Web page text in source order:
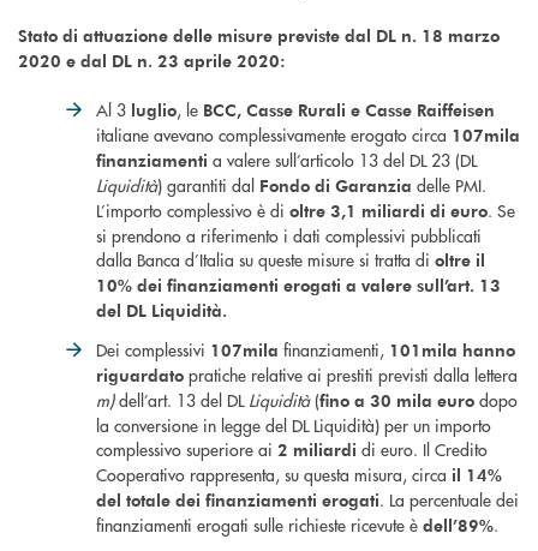
Stato di attuazione delle misure previste dal DL n. 18 marzo
2020 e dal DL n. 23 aprile 2020:
Al 3 luglio, le BCC, Casse Rurali e Casse Raiffeisen
italiane avevano complessivamente erogato circa 107mila
finanziamenti a valere sull’articolo 13 del DL 23 (DL
Liquidità) garantiti dal Fondo di Garanzia delle PMI.
L’importo complessivo è di oltre 3,1 miliardi di euro. Se
si prendono a riferimento i dati complessivi pubblicati
dalla Banca d’Italia su queste misure si tratta di oltre il
10% dei finanziamenti erogati a valere sull’art. 13
del DL Liquidità.
Dei complessivi 107mila finanziamenti, 101mila hanno
riguardato pratiche relative ai prestiti previsti dalla lettera
m)dell’art. 13 del DL Liquidità(fino a 30 mila euro dopo
la conversione in legge del DL Liquidità) per un importo
complessivo superiore ai 2 miliardi di euro. Il Credito
Cooperativo rappresenta, su questa misura, circa il 14%
del totale dei finanziamenti erogati. La percentuale dei
finanziamenti erogati sulle richieste ricevute è dell’89%.